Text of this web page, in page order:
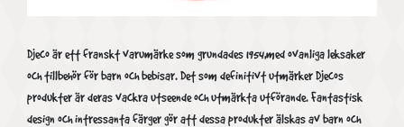
Djeco är ett franskt varumärke som grundades 1954,med ovanliga leksaker
och tillbehör för barn och bebisar. Det som definitivt utmärker Djecos
produkter är deras vackra utseende och utmärkta utförande. Fantastisk
design och intressanta färger gör att dessa produkter älskas av barn och